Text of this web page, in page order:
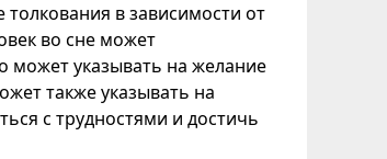
в зависимости от
во сне может
может указывать на желание
также указывать на
с трудностями и достичь